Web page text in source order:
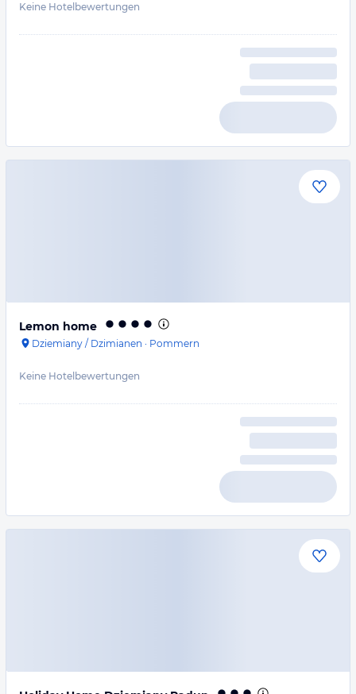
Keine Hotelbewertungen
Lemon home
Dziemiany / Dzimianen · Pommern
Keine Hotelbewertungen